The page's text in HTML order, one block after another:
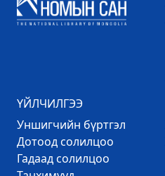
ҮЙЛЧИЛГЭЭ
Уншигчийн бүртгэл
Дотоод солилцоо
Гадаад солилцоо